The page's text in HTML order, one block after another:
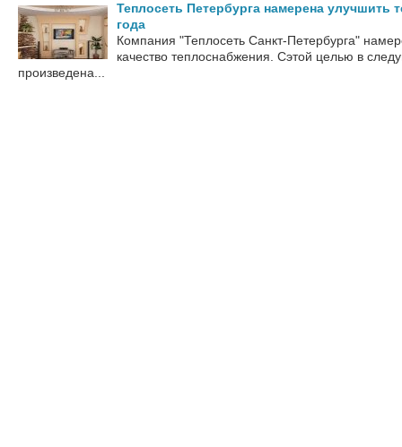
Теплосеть Петербурга намерена улучшить
года
Компания "Теплосеть Санкт-Петербурга"
качество теплоснабжения. Сэтой целью в
произведена...